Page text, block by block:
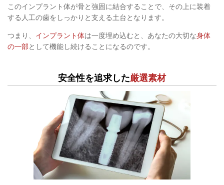
このインプラント体が骨と強固に結合することで、その上に装着
する人工の歯をしっかりと支える土台となります。
つまり、 インプラント体は一度埋め込むと、あなたの大切な身体
の一部として機能し続けることになるのです。
安全性を追求した厳選素材